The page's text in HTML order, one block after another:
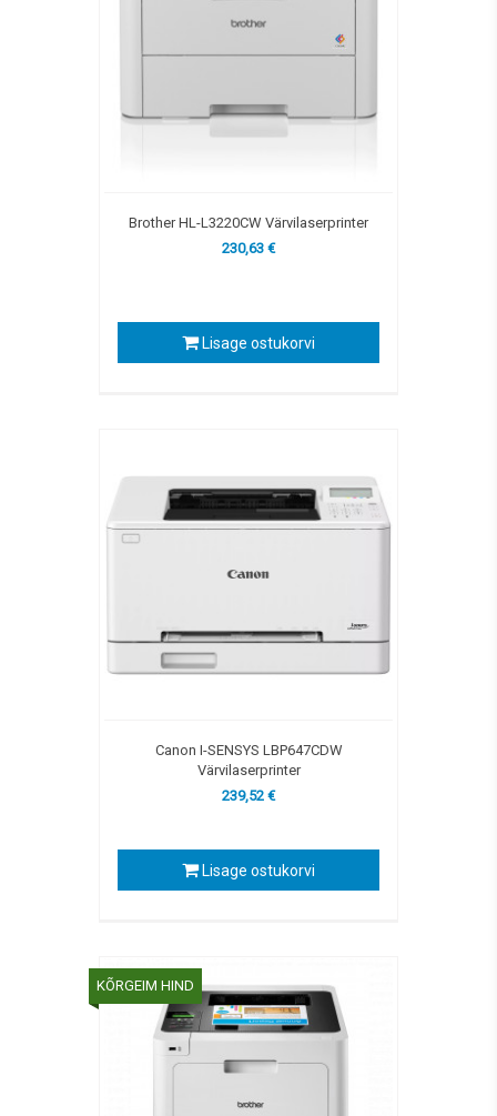
Brother HL-L3220CW Värvilaserprinter
230,63 €
Lisage ostukorvi
Canon I-SENSYS LBP647CDW
Värvilaserprinter
239,52 €
Lisage ostukorvi
KÕRGEIM HIND